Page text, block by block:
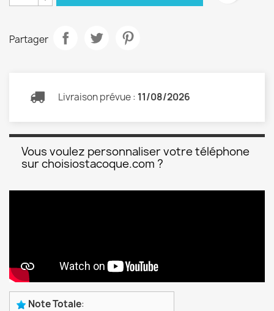
Partager
Livraison prévue : 11/08/2026
Vous voulez personnaliser votre téléphone
sur choisiostacoque.com ?
Note Totale: